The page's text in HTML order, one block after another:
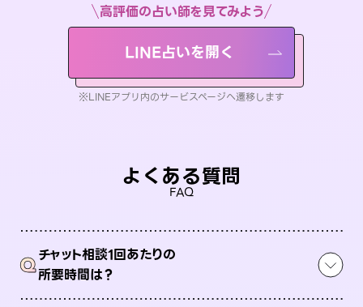
高評価の占い師を見てみよう
LINE占いを開く
※LINEアプリ内のサービスページへ遷移します
よくある質問
FAQ
Qチャット相談1回あたりの
所要時間は？